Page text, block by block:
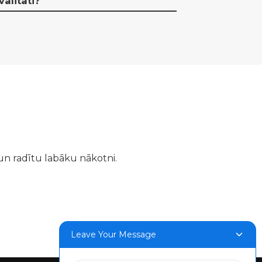
radītu labāku nākotni.
Leave Your Message